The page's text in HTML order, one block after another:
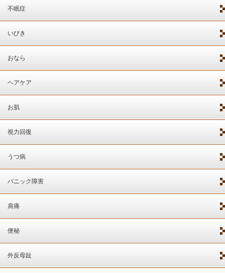
不眠症
いびき
おなら
ヘアケア
お肌
視力回復
うつ病
パニック障害
肩痛
便秘
外反母趾